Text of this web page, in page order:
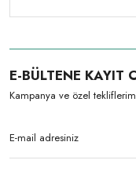
E-BÜLTENE KAYIT
Kampanya ve özel